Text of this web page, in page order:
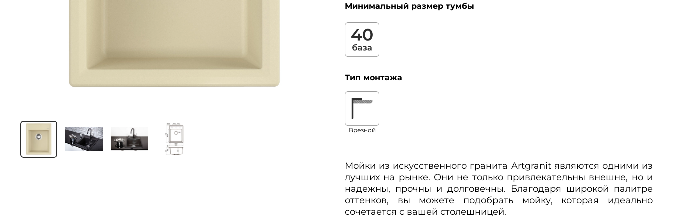
Минимальный размер тумбы
Тип монтажа
Врезной
Мойки из искусственного гранита Artgranit являются одними из
лучших на рынке. Они не только привлекательны внешне, но и
надежны, прочны и долговечны. Благодаря широкой палитре
оттенков, вы можете подобрать мойку, которая идеально
сочетается с вашей столешницей.